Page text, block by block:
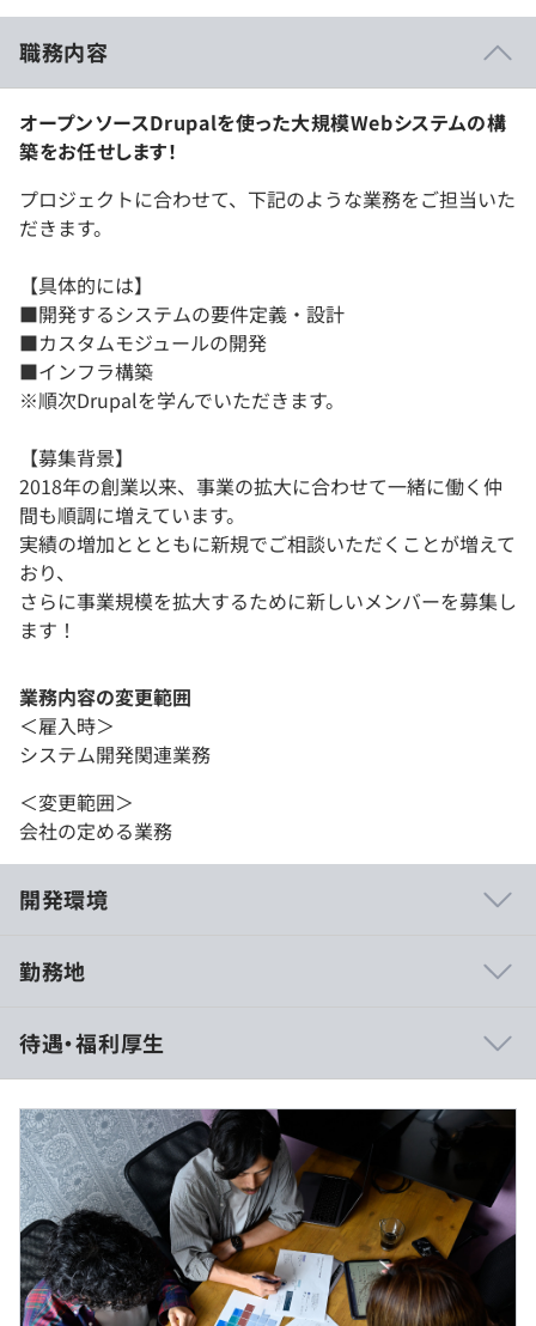
職務内容
オープンソースDrupalを使った大規模Webシステムの構
築をお任せします！
プロジェクトに合わせて、下記のような業務をご担当いた
だきます。
【具体的には】
■開発するシステムの要件定義・設計
■カスタムモジュールの開発
■インフラ構築
※順次Drupalを学んでいただきます。
【募集背景】
2018年の創業以来、事業の拡大に合わせて一緒に働く仲
間も順調に増えています。
実績の増加ととともに新規でご相談いただくことが増えて
おり、
さらに事業規模を拡大するために新しいメンバーを募集し
ます！
業務内容の変更範囲
＜雇入時＞
システム開発関連業務
＜変更範囲＞
会社の定める業務
開発環境
で、Drupalに携わったことがない方や技術面で自信がな
い方であってもやる気さえあれば育つことができる環境で
す。
書籍購入、資格取得支援、セミナー参加など各種補助制度
あり
勤務地
待遇・福利厚生
■賃金形態：月給制
■賃金の決定方法：当社規定により決定いたします
■月給：約294,250円～339,550円
・基本給：約215,500円〜250,200円
・手当て：10,000円
・固定残業代：40時間分、約68,750円～79,30円（超過